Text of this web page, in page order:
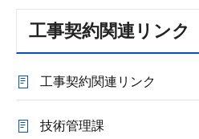
工事契約関連リンク
工事契約関連リンク
技術管理課